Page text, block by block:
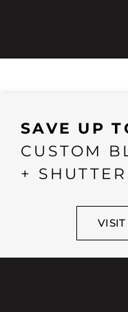
SAVE UP
CUSTOM
+